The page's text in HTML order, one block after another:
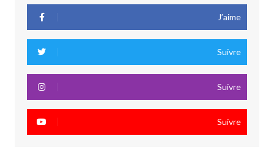
J’aime
Suivre
Suivre
Suivre